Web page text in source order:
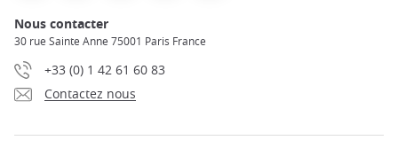
Nous contacter
30 rue Sainte Anne 75001 Paris France
+33 (0) 1 42 61 60 83
Contactez nous